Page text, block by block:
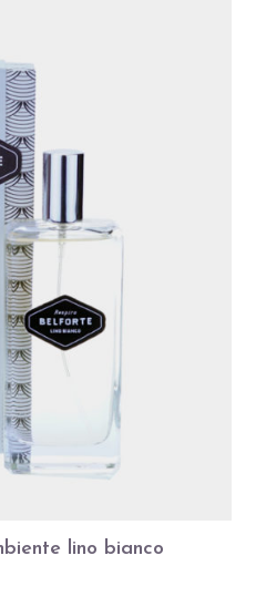
lino bianco